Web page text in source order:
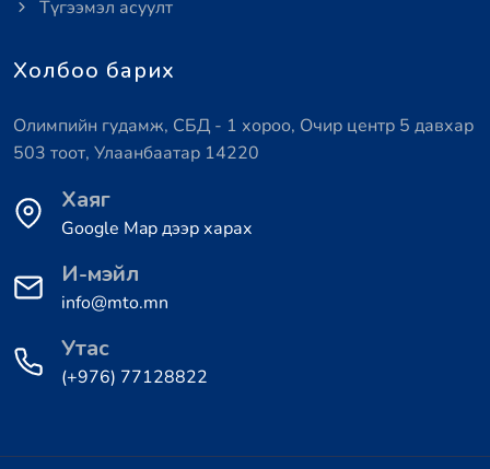
Түгээмэл асуулт
Холбоо барих
Олимпийн гудамж, СБД - 1 хороо, Очир центр 5 давхар
503 тоот, Улаанбаатар 14220
Хаяг
Google Map дээр харах
И-мэйл
info@mto.mn
Утас
(+976) 77128822